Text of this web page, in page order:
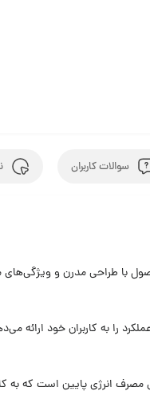
سوالات کاربران
طراحی مدرن و ویژگی‌های
را به کاربران خود ارائه
مصرف انرژی پایین است که به